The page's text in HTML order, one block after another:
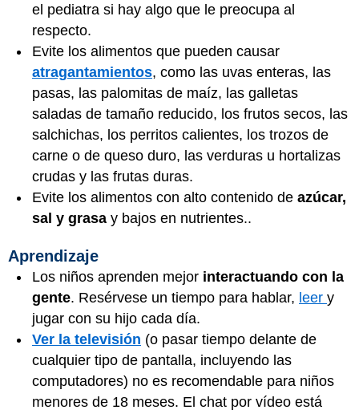
el pediatra si hay algo que le preocupa al
respecto.
Evite los alimentos que pueden causar
atragantamientos, como las uvas enteras, las
pasas, las palomitas de maíz, las galletas
saladas de tamaño reducido, los frutos secos, las
salchichas, los perritos calientes, los trozos de
carne o de queso duro, las verduras u hortalizas
crudas y las frutas duras.
Evite los alimentos con alto contenido de azúcar,
sal y grasa y bajos en nutrientes..
Aprendizaje
Los niños aprenden mejor interactuando con la
gente. Resérvese un tiempo para hablar, leer y
jugar con su hijo cada día.
Ver la televisión (o pasar tiempo delante de
cualquier tipo de pantalla, incluyendo las
computadores) no es recomendable para niños
menores de 18 meses. El chat por vídeo está